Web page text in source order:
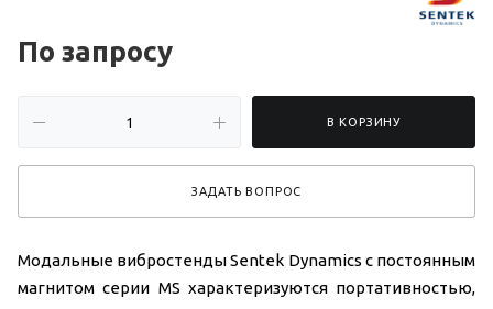
По запросу
В КОРЗИНУ
ЗАДАТЬ ВОПРОС
Модальные вибростенды Sentek Dynamics с постоянным
магнитом серии MS характеризуются портативностью,